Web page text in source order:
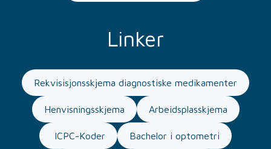
Linker
Rekvisisjonsskjema diagnostiske medikamenter
Henvisningsskjema Arbeidsplasskjema
ICPC-Koder Bachelor i optometri